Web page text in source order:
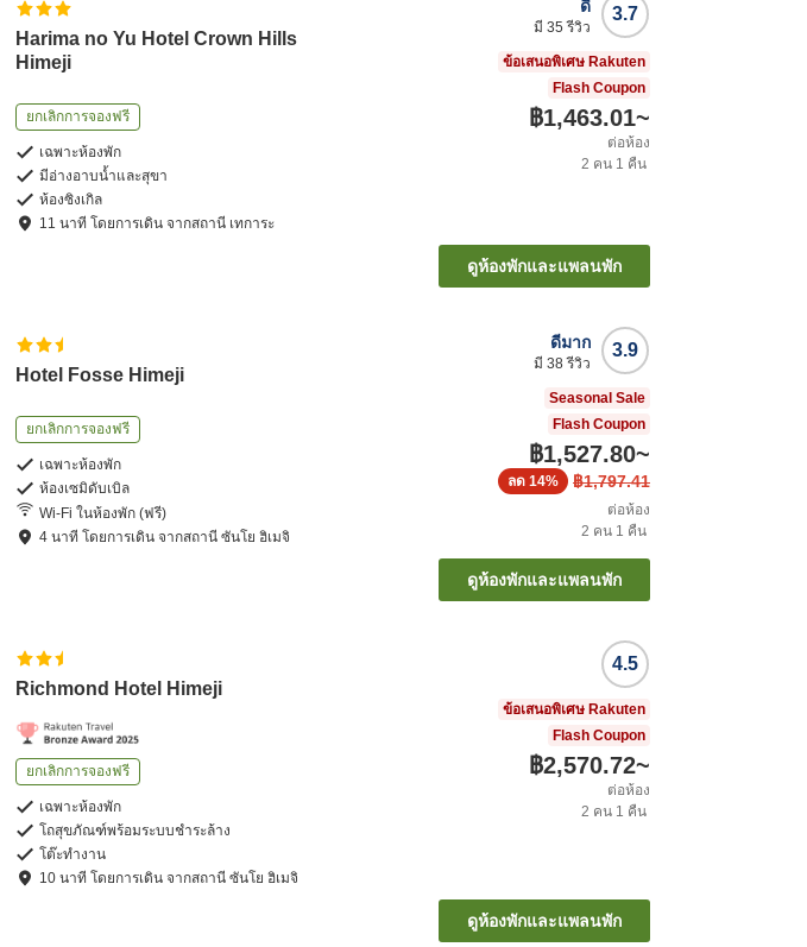
Harima no Yu Hotel Crown Hills
Himeji
ยกเลิกการจองฟรี
เฉพาะห้องพัก
มีอ่างอาบน้ำและสุขา
ห้องซิงเกิล
11 นาที โดยการเดิน จากสถานี เทการะ
3.7
ดี
มี 35 รีวิว
ข้อเสนอพิเศษ Rakuten
Flash Coupon
฿1,463.01~
ต่อห้อง
2 คน 1 คืน
ดูห้องพักและแพลนพัก
Hotel Fosse Himeji
ยกเลิกการจองฟรี
เฉพาะห้องพัก
ห้องเซมิดับเบิล
Wi-Fi ในห้องพัก (ฟรี)
4 นาที โดยการเดิน จากสถานี ซันโย ฮิเมจิ
3.9
ดีมาก
มี 38รีวิว
Seasonal Sale
Flash Coupon
฿1,527.80~
฿1,797.41
ลด 14%
ต่อห้อง
2 คน 1 คืน
ดูห้องพักและแพลนพัก
Richmond Hotel Himeji
ยกเลิกการจองฟรี
เฉพาะห้องพัก
โถสุขภัณฑ์พร้อมระบบชำระล้าง
โต๊ะทำงาน
10 นาที โดยการเดิน จากสถานี ซันโย ฮิเมจิ
4.5
ข้อเสนอพิเศษ Rakuten
Flash Coupon
฿2,570.72~
ต่อห้อง
2 คน 1 คืน
ดูห้องพักและแพลนพัก